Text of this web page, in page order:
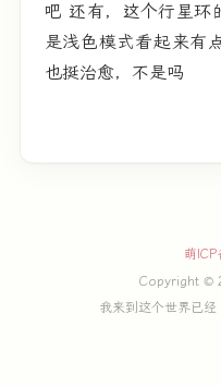
吧 还有，这个行星环
是浅色模式看起来有
也挺治愈，不是吗
萌
Copyright ©
我来到这个世界已经